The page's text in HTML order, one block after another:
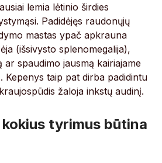
lemia lėtinio širdies
Padidėjęs raudonųjų
mastas ypač apkrauna
(išsivysto splenomegalija),
ar spaudimo jausmą kairiajame
Kepenys taip pat dirba padidintu
žaloja inkstų audinį.
tyrimus būtina